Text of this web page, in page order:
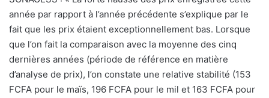
année par rapport à l’année précédente s’explique par le
fait que les prix étaient exceptionnellement bas. Lorsque
que l’on fait la comparaison avec la moyenne des cinq
dernières années (période de référence en matière
d’analyse de prix), l’on constate une relative stabilité (153
FCFA pour le maïs, 196 FCFA pour le mil et 163 FCFA pour